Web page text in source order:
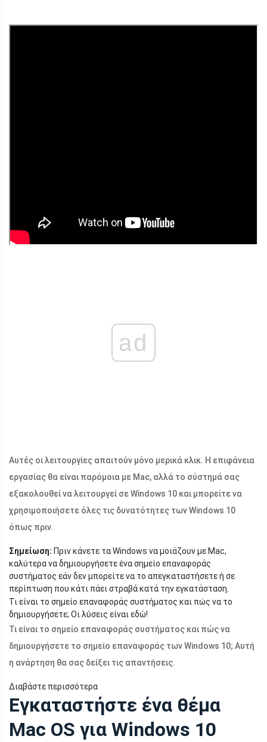
ad
Αυτές οι λειτουργίες απαιτούν μόνο μερικά κλικ. Η επιφάνεια
εργασίας θα είναι παρόμοια με Mac, αλλά το σύστημά σας
εξακολουθεί να λειτουργεί σε Windows 10 και μπορείτε να
χρησιμοποιήσετε όλες τις δυνατότητες των Windows 10
όπως πριν.
Σημείωση: Πριν κάνετε τα Windows να μοιάζουν με Mac,
καλύτερα να δημιουργήσετε ένα σημείο επαναφοράς
συστήματος εάν δεν μπορείτε να το απεγκαταστήσετε ή σε
περίπτωση που κάτι πάει στραβά κατά την εγκατάσταση.
Τι είναι το σημείο επαναφοράς συστήματος και πώς να το
δημιουργήσετε; Οι λύσεις είναι εδώ!
Τι είναι το σημείο επαναφοράς συστήματος και πώς να
δημιουργήσετε το σημείο επαναφοράς των Windows 10; Αυτή
η ανάρτηση θα σας δείξει τις απαντήσεις.
Διαβάστε περισσότερα
Εγκαταστήστε ένα θέμα
Mac OS για Windows 10